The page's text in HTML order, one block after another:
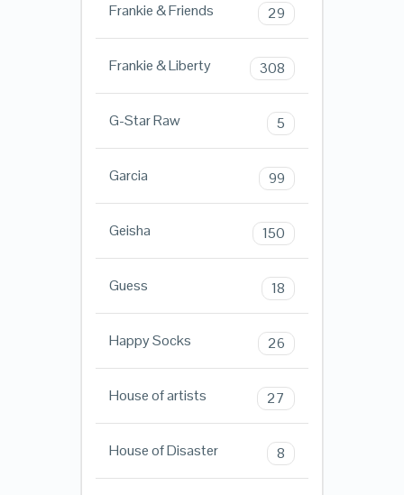
Frankie & Friends 29
Frankie & Liberty 308
G-Star Raw 5
Garcia 99
Geisha 150
Guess 18
Happy Socks 26
House of artists 27
House of Disaster 8